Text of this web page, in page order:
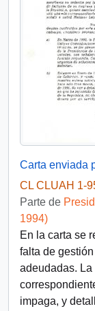
CL CLUAH 1-
Parte de
1994)
En la carta se
falta de
adeudadas.
impaga, y